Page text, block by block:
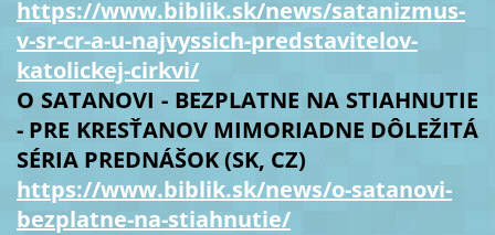
https://www.biblik.sk/news/satanizmus-
v-sr-cr-a-u-najvyssich-predstavitelov-
katolickej-cirkvi/
O SATANOVI - BEZPLATNE NA STIAHNUTIE
- PRE KRESŤANOV MIMORIADNE DÔLEŽITÁ
SÉRIA PREDNÁŠOK (SK, CZ)
https://www.biblik.sk/news/o-satanovi-
bezplatne-na-stiahnutie/